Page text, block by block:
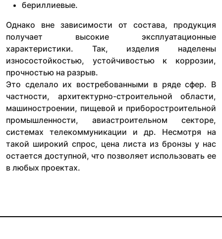
бериллиевые.
Однако вне зависимости от состава, продукция
получает высокие эксплуатационные
характеристики. Так, изделия наделены
износостойкостью, устойчивостью к коррозии,
прочностью на разрыв.
Это сделало их востребованными в ряде сфер. В
частности, архитектурно-строительной области,
машиностроении, пищевой и приборостроительной
промышленности, авиастроительном секторе,
системах телекоммуникации и др. Несмотря на
такой широкий спрос, цена листа из бронзы у нас
остается доступной, что позволяет использовать ее
в любых проектах.